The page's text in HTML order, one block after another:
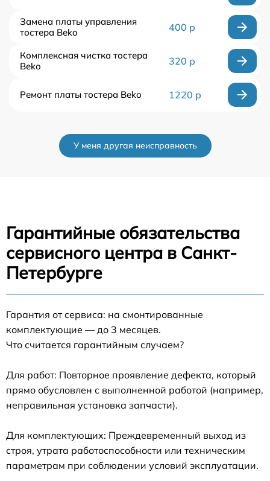
Замена платы управления
тостера Beko
400 р
Комплексная чистка тостера
Beko
320 р
Ремонт платы тостера Beko 1220 р
У меня другая неисправность
Гарантийные обязательства
сервисного центра в Санкт-
Петербурге
Гарантия от сервиса: на смонтированные
комплектующие — до 3 месяцев.
Что считается гарантийным случаем?
Для работ: Повторное проявление дефекта, который
прямо обусловлен с выполненной работой (например,
неправильная установка запчасти).
Для комплектующих: Преждевременный выход из
строя, утрата работоспособности или техническим
параметрам при соблюдении условий эксплуатации.